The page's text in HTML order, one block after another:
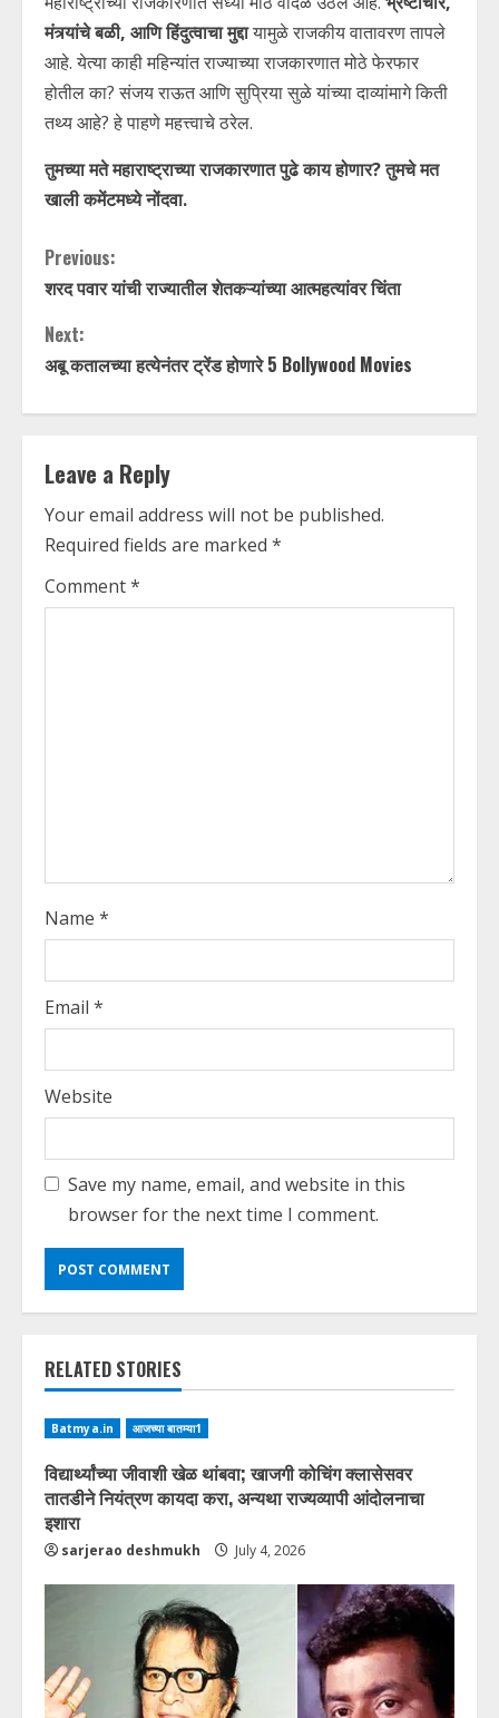
मंत्र्यांचे बळी, आणि हिंदुत्वाचा मुद्दायामुळे राजकीय वातावरण तापले
आहे. येत्या काही महिन्यांत राज्याच्या राजकारणात मोठे फेरफार
होतील का? संजय राऊत आणि सुप्रिया सुळे यांच्या दाव्यांमागे किती
तथ्य आहे? हे पाहणे महत्त्वाचे ठरेल.
तुमच्या मते महाराष्ट्राच्या राजकारणात पुढे काय होणार? तुमचे मत
खाली कमेंटमध्ये नोंदवा.
C
o
n
t
i
n
u
e
n
g
Previous:
शरद पवार यांची राज्यातील शेतकऱ्यांच्या आत्महत्यांवर चिंता
Next:
अबू कतालच्या हत्येनंतर ट्रेंड होणारे 5 Bollywood Movies
Leave a Reply
Your email address will not be published.
Required fields are marked *
Comment*
Name *
Email *
Website
Save my name, email, and website in this
browser for the next time I comment.
RELATED STORIES
Batmya.in आजच्या बातम्या1
विद्यार्थ्यांच्या जीवाशी खेळ थांबवा; खाजगी कोचिंग क्लासेसवर
तातडीने नियंत्रण कायदा करा, अन्यथा राज्यव्यापी आंदोलनाचा
इशारा
sarjerao deshmukh July 4, 2026